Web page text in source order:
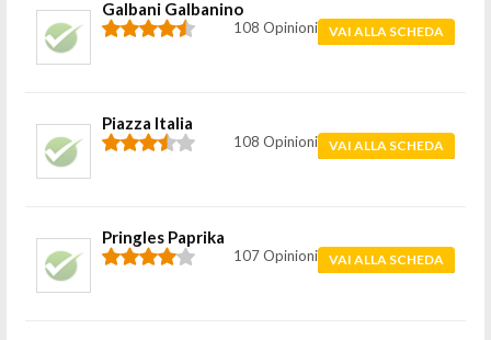
Galbani Galbanino
108 Opinioni VAI ALLA SCHEDA
Piazza Italia
108 Opinioni VAI ALLA SCHEDA
Pringles Paprika
107 Opinioni VAI ALLA SCHEDA